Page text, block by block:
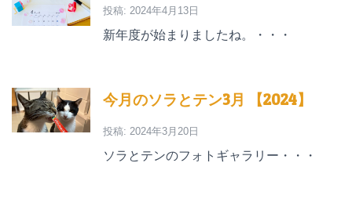
投稿: 2024年4月13日
新年度が始まりましたね。・・・
今月のソラとテン3月 【2024】
投稿: 2024年3月20日
ソラとテンのフォトギャラリー・・・